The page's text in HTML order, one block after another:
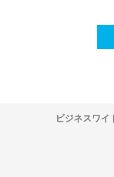
ビジネスワイ